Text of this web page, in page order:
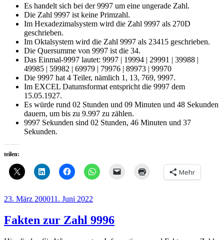
Es handelt sich bei der 9997 um eine ungerade Zahl.
Die Zahl 9997 ist keine Primzahl.
Im Hexadezimalsystem wird die Zahl 9997 als 270D
geschrieben.
Im Oktalsystem wird die Zahl 9997 als 23415 geschrieben.
Die Quersumme von 9997 ist die 34.
Das Einmal-9997 lautet: 9997 | 19994 | 29991 | 39988 |
49985 | 59982 | 69979 | 79976 | 89973 | 99970
Die 9997 hat 4 Teiler, nämlich 1, 13, 769, 9997.
Im EXCEL Datumsformat entspricht die 9997 dem
15.05.1927.
Es würde rund 02 Stunden und 09 Minuten und 48 Sekunden
dauern, um bis zu 9.997 zu zählen.
9997 Sekunden sind 02 Stunden, 46 Minuten und 37
Sekunden.
teilen:
Mehr
Veröffentlicht
23. März 200011. Juni 2022
Fakten zur Zahl 9996